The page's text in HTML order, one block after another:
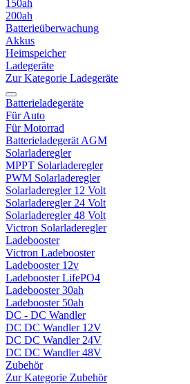
150ah
200ah
Batterieüberwachung
Akkus
Heimspeicher
Ladegeräte
Zur Kategorie Ladegeräte
Batterieladegeräte
Für Auto
Für Motorrad
Batterieladegerät AGM
Solarladeregler
MPPT Solarladeregler
PWM Solarladeregler
Solarladeregler 12 Volt
Solarladeregler 24 Volt
Solarladeregler 48 Volt
Victron Solarladeregler
Ladebooster
Victron Ladebooster
Ladebooster 12v
Ladebooster LifePO4
Ladebooster 30ah
Ladebooster 50ah
DC - DC Wandler
DC DC Wandler 12V
DC DC Wandler 24V
DC DC Wandler 48V
Zubehör
Zur Kategorie Zubehör